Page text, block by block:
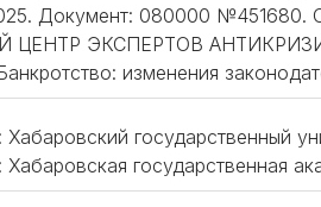
Документ: 080000 №451680.
ЦЕНТР ЭКСПЕРТОВ
изменения
Хабаровский государственный
Хабаровская государственная